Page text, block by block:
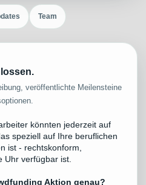
Team
veröffentlichte Meilensteine
könnten jederzeit auf
speziell auf Ihre beruflichen
ist - rechtskonform,
Uhr verfügbar ist.
Aktion genau?